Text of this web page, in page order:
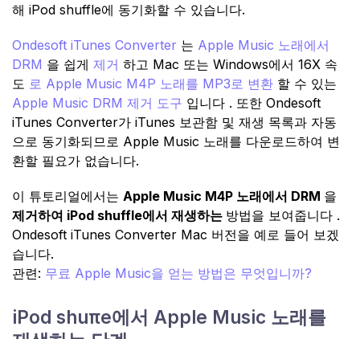
해 iPod shuffle에 동기화할 수 있습니다.
Ondesoft iTunes Converter 는 Apple Music 노래에서
DRM 을 쉽게 제거 하고 Mac 또는 Windows에서 16X 속
도 로 Apple Music M4P 노래를 MP3로 변환 할 수 있는
Apple Music DRM 제거 도구 입니다 . 또한 Ondesoft
iTunes Converter가 iTunes 보관함 및 재생 목록과 자동
으로 동기화되므로 Apple Music 노래를 다운로드하여 변
환할 필요가 없습니다.
이 튜토리얼에서는 Apple Music M4P 노래에서 DRM 을
제거하여 iPod shuffle에서 재생하는 방법을 보여줍니다 .
Ondesoft iTunes Converter Mac 버전을 예로 들어 보겠
습니다.
관련: 무료 Apple Music을 얻는 방법은 무엇입니까?
iPod shuπe에서 Apple Music 노래를